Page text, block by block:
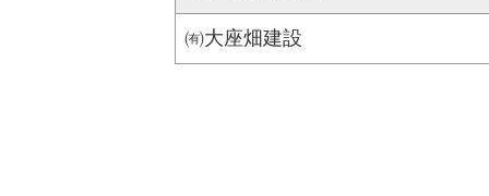
㈲大座畑建設